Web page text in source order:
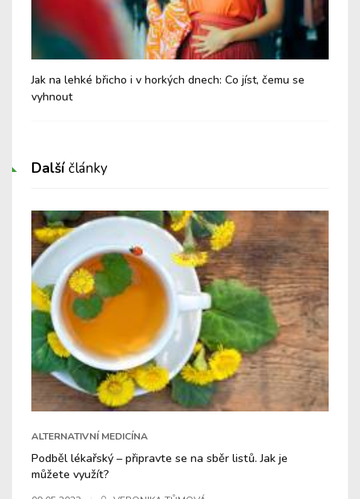
Jak na lehké břicho i v horkých dnech: Co jíst, čemu se
vyhnout
Dalšíčlánky
ALTERNATIVNÍ MEDICÍNA
Podběl lékařský – připravte se na sběr listů. Jak je
můžete využít?